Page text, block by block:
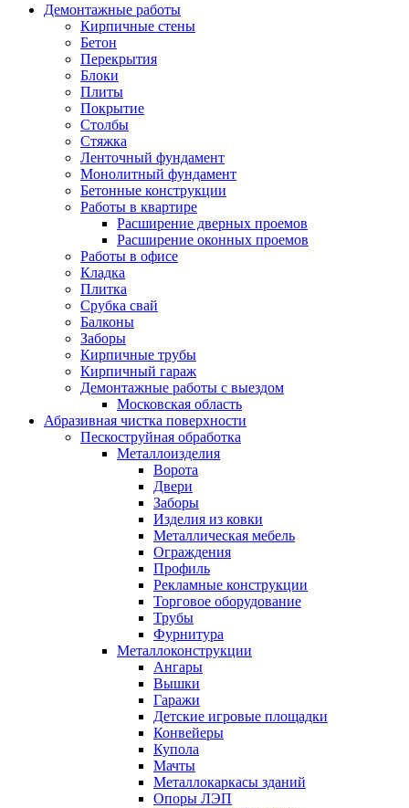
Демонтажные работы
Кирпичные стены
Бетон
Перекрытия
Блоки
Плиты
Покрытие
Столбы
Стяжка
Ленточный фундамент
Монолитный фундамент
Бетонные конструкции
Работы в квартире
Расширение дверных проемов
Расширение оконных проемов
Работы в офисе
Кладка
Плитка
Срубка свай
Балконы
Заборы
Кирпичные трубы
Кирпичный гараж
Демонтажные работы с выездом
Московская область
Абразивная чистка поверхности
Пескоструйная обработка
Металлоизделия
Ворота
Двери
Заборы
Изделия из ковки
Металлическая мебель
Ограждения
Профиль
Рекламные конструкции
Торговое оборудование
Трубы
Фурнитура
Металлоконструкции
Ангары
Вышки
Гаражи
Детские игровые площадки
Конвейеры
Купола
Мачты
Металлокаркасы зданий
Опоры ЛЭП